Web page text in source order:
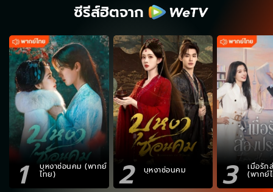
ซีรีส์ฮิตจาก
1 บุหงาซ่อนคม (พากย์
ไทย) 2 บุหงาซ่อนคม 3 เมื่อรัก
(พากย์